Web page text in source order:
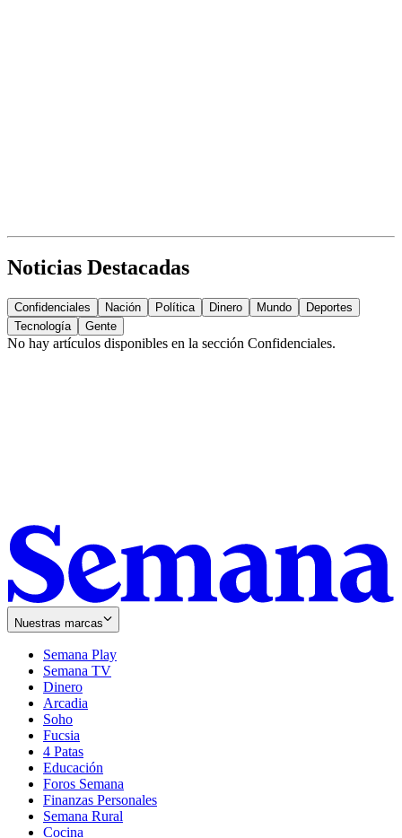
Noticias Destacadas
Confidenciales Nación Política Dinero Mundo
Deportes
Tecnología
Gente
No hay artículos disponibles en la sección Confidenciales.
Nuestras marcas
Semana Play
Semana TV
Dinero
Arcadia
Soho
in
new
window
Fucsia
in
new
window
4 Patas
Educación
Foros Semana
Finanzas Personales
Semana Rural
Cocina